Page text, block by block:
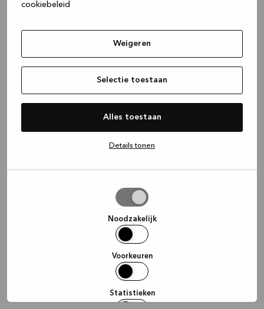
cookiebeleid
Weigeren
Selectie toestaan
Alles toestaan
Details tonen
Noodzakelijk
Voorkeuren
Statistieken
(see the browser console for more
information).